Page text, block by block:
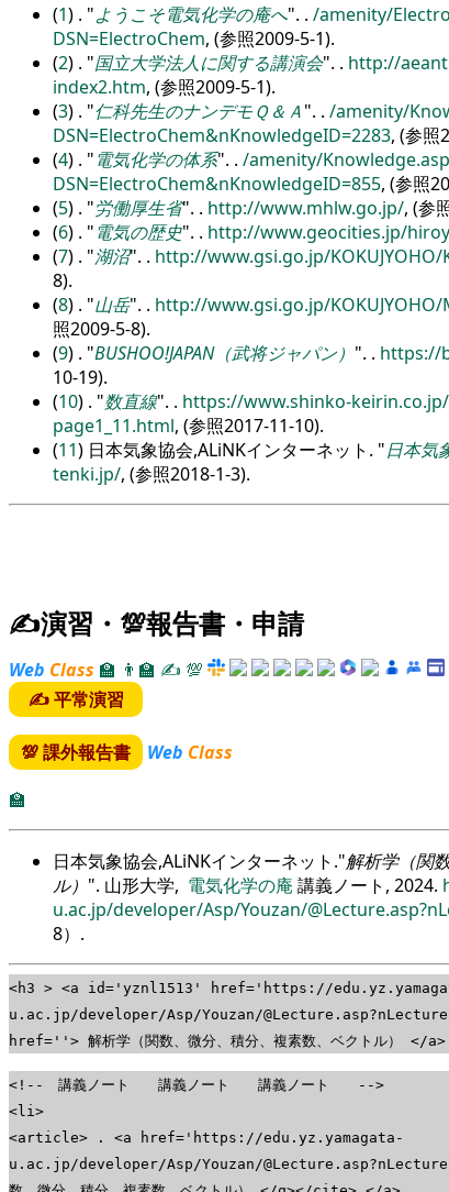
(1) . ようこそ電気化学の庵へ . . /amenity/
DSN=ElectroChem, (参照2009-5-1).
(2) . 国立大学法人に関する講演会 . . http://
index2.htm, (参照2009-5-1).
(3) . 仁科先生のナンデモＱ＆Ａ . . /amenity/
DSN=ElectroChem&nKnowledgeID=2283, (参照
(4) . 電気化学の体系 . . /amenity/
DSN=ElectroChem&nKnowledgeID=855, (参照
(5) . 労働厚生省 . . http://www.mhlw.go.jp/, (参
(6) . 電気の歴史 . . http://www.geocities.jp/
(7) . 湖沼 . . http://www.gsi.go.jp/KOKUJYOHO/
8).
(8) . 山岳 . . http://www.gsi.go.jp/KOKUJYOHO/
照2009-5-8).
(9) . BUSHOO!JAPAN（武将ジャパン） . . https://
10-19).
(10) . 数直線 . . https://www.shinko-keirin.co.jp/
page1_11.html, (参照2017-11-10).
(11) 日本気象協会,ALiNKインターネット. 日本気
tenki.jp/, (参照2018-1-3).
✍演習・💯報告書・申請
Web Class 🏫 👨‍🏫 ✍ 💯
✍ 平常演習
💯 課外報告書 Web Class
🏫
日本気象協会,ALiNKインターネット. 解析学（関
ル）
. 山形大学, 電気化学の庵 講義ノート, 2024.
u.ac.jp/developer/Asp/Youzan/
8）.
<h3 > <a id='yznl1513' href='https://
u.ac.jp/developer/Asp/Youzan/
href=''> 解析学（関数、微分、積分、複素数、ベクトル） </
<!-- 講義ノート 講義ノート 講義ノート -->
<li>
<article> . <a href='https://edu.yz.yamagata-
u.ac.jp/developer/Asp/Youzan/